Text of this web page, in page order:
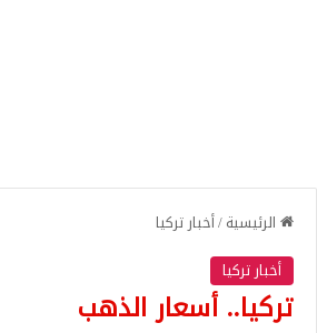
الرئيسية/أخبار تركيا
أخبار تركيا
تركيا.. أسعار الذهب